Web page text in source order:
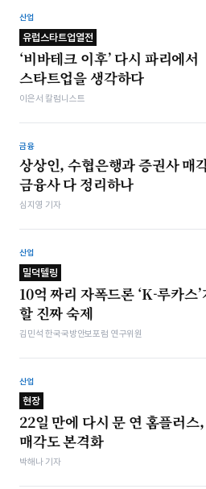
산업
유럽스타트업열전
‘비바테크 이후’ 다시 파리에서
스타트업을 생각하다
이은서 칼럼니스트
금융
상상인, 수협은행과 증권사 매
금융사 다 정리하나
심지영 기자
산업
밀덕텔링
10억 짜리 자폭드론 ‘K-루카스
할 진짜 숙제
김민석 한국국방안보포럼 연구위원
산업
현장
22일 만에 다시 문 연 홈플러스
매각도 본격화
박해나 기자